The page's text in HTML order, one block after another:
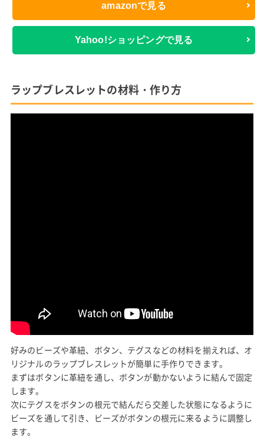
amazonで見る
Yahoo!ショッピングで見る
ラップブレスレットの材料・作り方
好みのビーズや革紐、ボタン、テグスなどの材料を揃えれば、オ
リジナルのラップブレスレットが簡単に手作りできます。
まずはボタンに革紐を通し、ボタンが動かないように結んで固定
します。
次にテグスをボタンの根元で結んだら交差した状態になるように
ビーズを通して引き、ビーズがボタンの根元に来るように調整し
ます。